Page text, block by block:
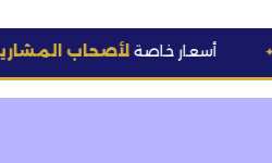
أسعار خاصةلأصحاب المشاريع والجملة